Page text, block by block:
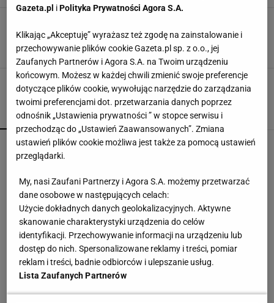
jeszcze niegotowy. Spore opóźnienie
Michał Ruszel,12 LIPCA 2023, 12:40
POPULARNE NAJNOWSZE
Tichonow grzmi: Z Polakami należy postąpić
Górnik Zabrze przegrał z Ferencvarosem.
Wicemistrz Polski ma czego żałować [ZAPIS
RELACJI]
Jakość energii elektrycznej w przemyśle - klucz
do niezawodności maszyn i urządzeń
MATERIAŁ PROMOCYJNY
Gazeta.pl iPolityka Prywatności Agora S.A.
Klikając „Akceptuję” wyrażasz też zgodę na zainstalowanie i
przechowywanie plików cookie Gazeta.pl sp. z o.o., jej
Zaufanych Partnerów i Agora S.A. na Twoim urządzeniu
końcowym. Możesz w każdej chwili zmienić swoje preferencje
dotyczące plików cookie, wywołując narzędzie do zarządzania
twoimi preferencjami dot. przetwarzania danych poprzez
odnośnik „Ustawienia prywatności ” w stopce serwisu i
przechodząc do „Ustawień Zaawansowanych”. Zmiana
ustawień plików cookie możliwa jest także za pomocą ustawień
przeglądarki.
My, nasi Zaufani Partnerzy i Agora S.A. możemy przetwarzać
dane osobowe w następujących celach:
Użycie dokładnych danych geolokalizacyjnych. Aktywne
skanowanie charakterystyki urządzenia do celów
identyfikacji. Przechowywanie informacji na urządzeniu lub
dostęp do nich. Spersonalizowane reklamy i treści, pomiar
reklam i treści, badnie odbiorców i ulepszanie usług.
Lista Zaufanych Partnerów